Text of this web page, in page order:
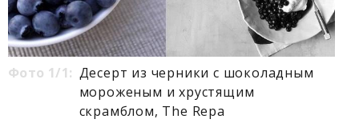
Фото 1/1: Десерт из черники с шоколадным
мороженым и хрустящим
скрамблом, The Repa